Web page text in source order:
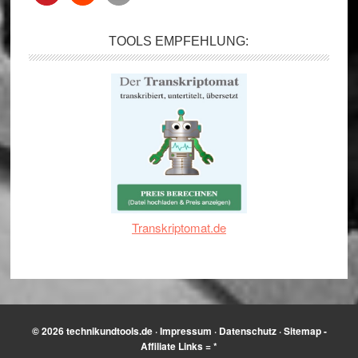
TOOLS EMPFEHLUNG:
Transkriptomat.de
© 2026technikundtools.de·Impressum · Datenschutz·Sitemap-
Affiliate Links = *